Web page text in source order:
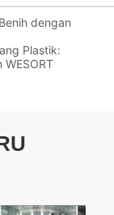
dengan
Plastik: